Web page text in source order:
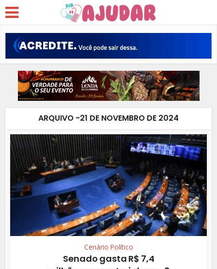
ARQUIVO -21 DE NOVEMBRO DE 2024
Cenário Político
Senado gasta R$ 7,4